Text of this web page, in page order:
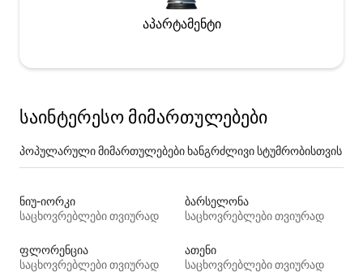
აპარტამენტი
საინტერესო მიმართულებები
პოპულარული მიმართულებები ხანგრძლივი სტუმრობისთვის
ნიუ-იორკი
საცხოვრებლები თვიურად
ბარსელონა
საცხოვრებლები თვიურად
ფლორენცია
საცხოვრებლები თვიურად
ათენი
საცხოვრებლები თვიურად